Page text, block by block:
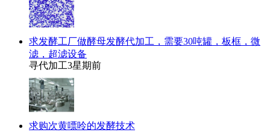
求发酵工厂做酵母发酵代加工，需要30吨罐，板框，微
滤，超滤设备
寻代加工3星期前
求购次黄嘌呤的发酵技术